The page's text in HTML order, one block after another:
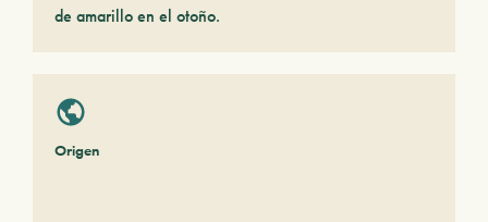
de amarillo en el otoño.
Origen